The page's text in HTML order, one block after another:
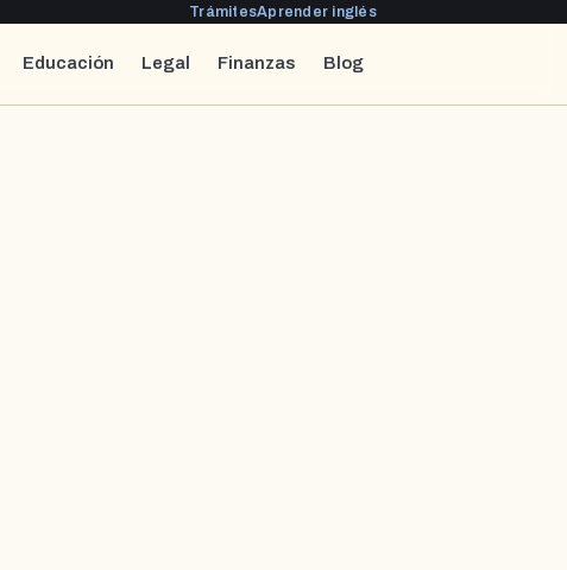
TrámitesAprender inglés
Educación Legal Finanzas Blog